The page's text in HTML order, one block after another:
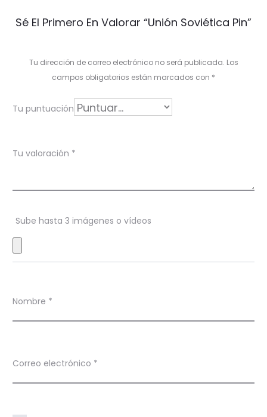
V
a
r
i
o
e
s
Sé El Primero En Valorar “Unión Soviética Pin”
Tu dirección de correo electrónico no será publicada. Los
campos obligatorios están marcados con *
Tu puntuación
Tu valoración *
Sube hasta 3 imágenes o vídeos
Nombre *
Correo electrónico *